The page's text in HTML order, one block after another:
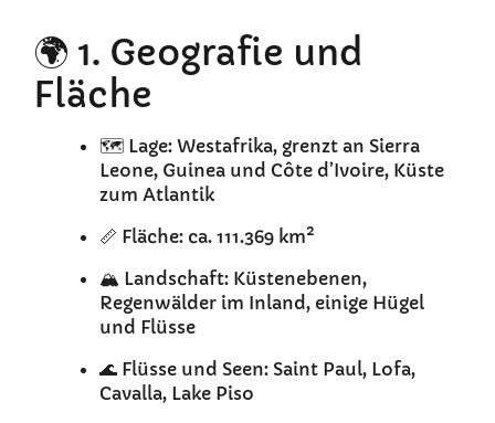
🌍 1. Geografie und
Fläche
🗺️ Lage: Westafrika, grenzt an Sierra
Leone, Guinea und Côte d’Ivoire, Küste
zum Atlantik
📏 Fläche: ca. 111.369 km²
🏔️ Landschaft: Küstenebenen,
Regenwälder im Inland, einige Hügel
und Flüsse
🌊 Flüsse und Seen: Saint Paul, Lofa,
Cavalla, Lake Piso